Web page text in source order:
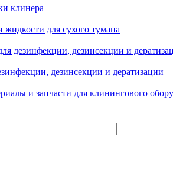
клинера
жидкости для сухого тумана
дезинфекции, дезинсекции и
дезинсекции и дератизации
и запчасти для клинингового